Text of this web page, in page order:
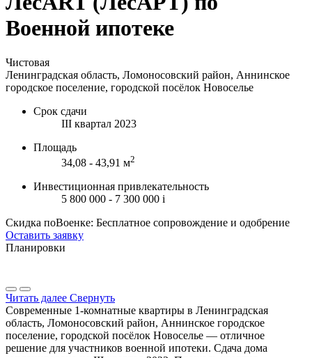
Военной ипотеке
Чистовая
Ленинградская область, Ломоносовский район, Аннинское
городское поселение, городской посёлок Новоселье
Срок сдачи
III квартал 2023
Площадь
34,08 - 43,91 м2
Инвестиционная привлекательность
5 800 000 - 7 300 000 i
Скидка поВоенке: Бесплатное сопровождение и одобрение
Оставить заявку
Планировки
Читать далее Свернуть
Современные 1-комнатные квартиры в Ленинградская
область, Ломоносовский район, Аннинское городское
поселение, городской посёлок Новоселье — отличное
решение для участников военной ипотеки. Сдача дома